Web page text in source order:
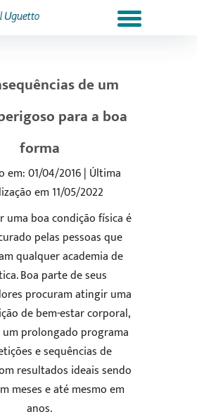
de um
para a boa
forma
em: 01/04/2016 | Última
em 11/05/2022
uma boa condição física é
pelas pessoas que
qualquer academia de
Boa parte de seus
procuram atingir uma
de bem-estar corporal,
um prolongado programa
e sequências de
resultados ideais sendo
meses e até mesmo em
anos.